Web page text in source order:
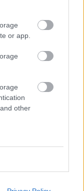
or app.
other
Adja
és hírlevelünk a